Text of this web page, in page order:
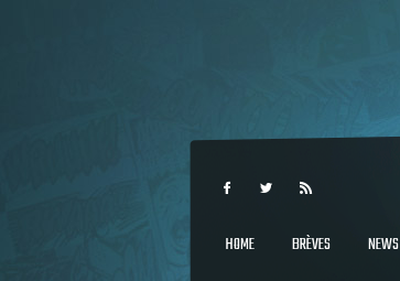
HOME BRÈVES NEWS